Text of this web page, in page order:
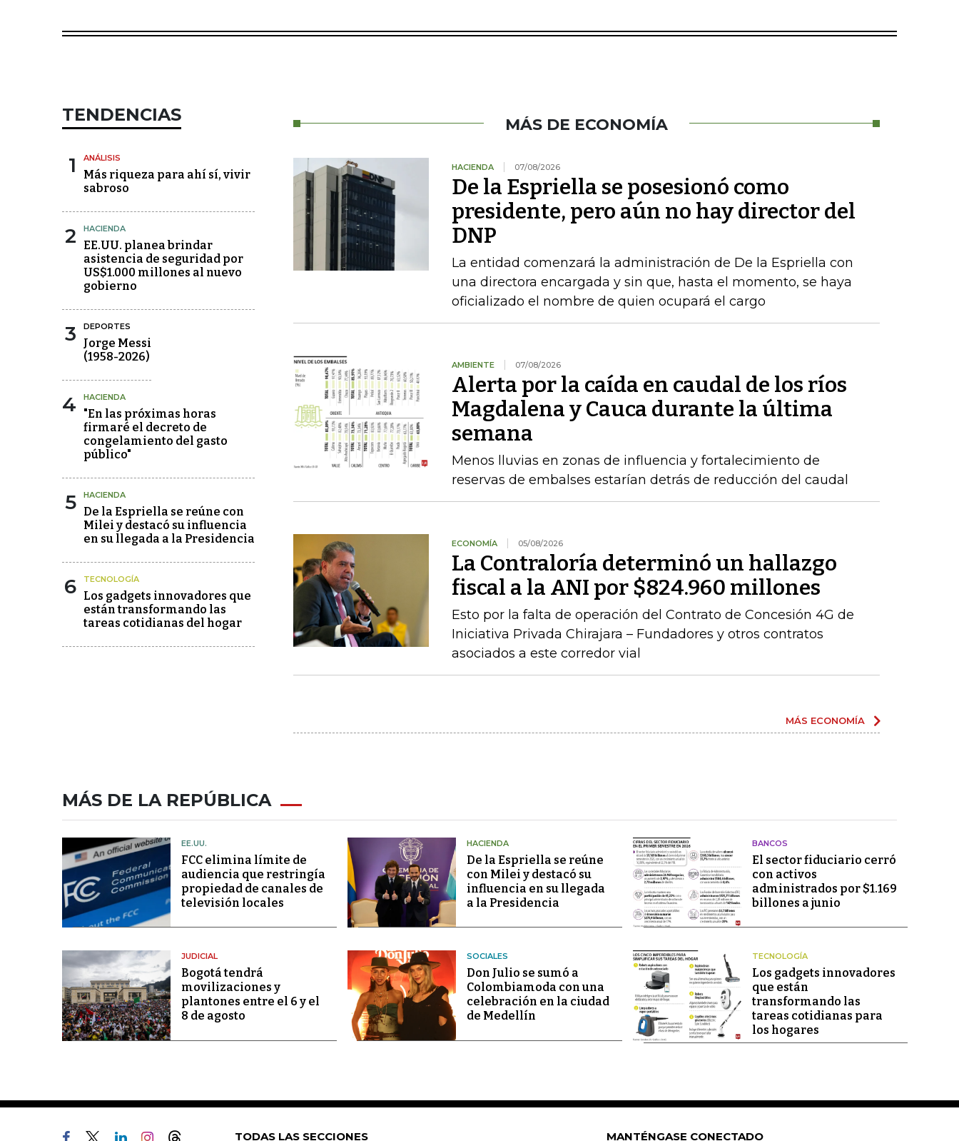
TENDENCIAS
1 ANÁLISIS
Más riqueza para ahí sí, vivir
sabroso
2 HACIENDA
EE.UU. planea brindar
asistencia de seguridad por
US$1.000 millones al nuevo
gobierno
3 DEPORTES
Jorge Messi
(1958-2026)
4 HACIENDA
"En las próximas horas
firmaré el decreto de
congelamiento del gasto
público"
5 HACIENDA
De la Espriella se reúne con
Milei y destacó su influencia
en su llegada a la Presidencia
6 TECNOLOGÍA
Los gadgets innovadores que
están transformando las
tareas cotidianas del hogar
MÁS DE ECONOMÍA
HACIENDA 07/08/2026
De la Espriella se posesionó como
presidente, pero aún no hay director del
DNP
La entidad comenzará la administración de De la Espriella con
una directora encargada y sin que, hasta el momento, se haya
oficializado el nombre de quien ocupará el cargo
AMBIENTE 07/08/2026
Alerta por la caída en caudal de los ríos
Magdalena y Cauca durante la última
semana
Menos lluvias en zonas de influencia y fortalecimiento de
reservas de embalses estarían detrás de reducción del caudal
ECONOMÍA 05/08/2026
La Contraloría determinó un hallazgo
fiscal a la ANI por $824.960 millones
Esto por la falta de operación del Contrato de Concesión 4G de
Iniciativa Privada Chirajara – Fundadores y otros contratos
asociados a este corredor vial
MÁS ECONOMÍA
MÁS DE LA REPÚBLICA
EE.UU.
FCC elimina límite de
audiencia que restringía
propiedad de canales de
televisión locales
HACIENDA
De la Espriella se reúne
con Milei y destacó su
influencia en su llegada
a la Presidencia
BANCOS
El sector fiduciario cerró
con activos
administrados por $1.169
billones a junio
JUDICIAL
Bogotá tendrá
movilizaciones y
plantones entre el 6 y el
8 de agosto
SOCIALES
Don Julio se sumó a
Colombiamoda con una
celebración en la ciudad
de Medellín
TECNOLOGÍA
Los gadgets innovadores
que están
transformando las
tareas cotidianas para
los hogares
TODAS LAS SECCIONES MANTÉNGASE CONECTADO